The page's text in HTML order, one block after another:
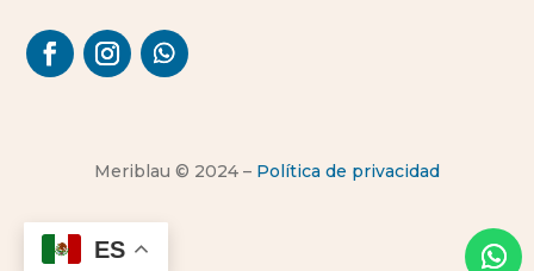
Meriblau © 2024 – Política de privacidad
ES